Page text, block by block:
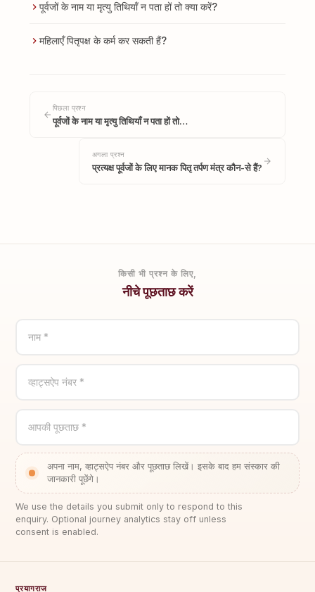
पूर्वजों के नाम या मृत्यु तिथियाँ न पता हों तो क्या करें?
महिलाएँ पितृपक्ष के कर्म कर सकती हैं?
पिछला प्रश्न
पूर्वजों के नाम या मृत्यु तिथियाँ न पता हों तो…
अगला प्रश्न
प्रत्यक्ष पूर्वजों के लिए मानक पितृ तर्पण मंत्र कौन-से हैं?
किसी भी प्रश्न के लिए,
नीचे पूछताछ करें
नाम *
व्हाट्सऐप नंबर *
आपकी पूछताछ *
अपना नाम, व्हाट्सऐप नंबर और पूछताछ लिखें। इसके बाद हम संस्कार की
जानकारी पूछेंगे।
We use the details you submit only to respond to this
enquiry. Optional journey analytics stay off unless
consent is enabled.
प्रयागराज